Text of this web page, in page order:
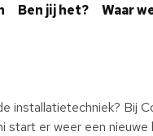
Ben jij het? Waar
installatietechniek? Bij
start er weer een